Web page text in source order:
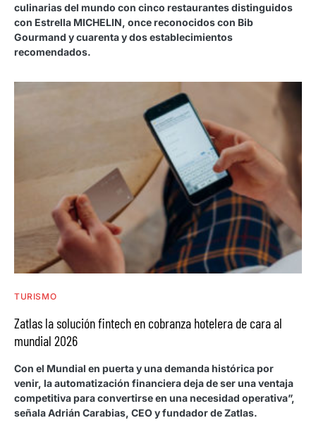
culinarias del mundo con cinco restaurantes distinguidos
con Estrella MICHELIN, once reconocidos con Bib
Gourmand y cuarenta y dos establecimientos
recomendados.
TURISMO
Zatlas la solución fintech en cobranza hotelera de cara al
mundial 2026
Con el Mundial en puerta y una demanda histórica por
venir, la automatización financiera deja de ser una ventaja
competitiva para convertirse en una necesidad operativa”,
señala Adrián Carabias, CEO y fundador de Zatlas.